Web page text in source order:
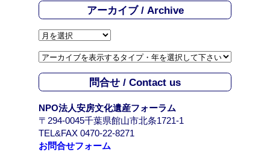
アーカイブ / Archive
ア
カ
イ
ブ
A
r
c
h
問合せ / Contact us
NPO法人安房文化遺産フォーラム
〒294-0045千葉県館山市北条1721-1
TEL&FAX 0470-22-8271
お問合せフォーム